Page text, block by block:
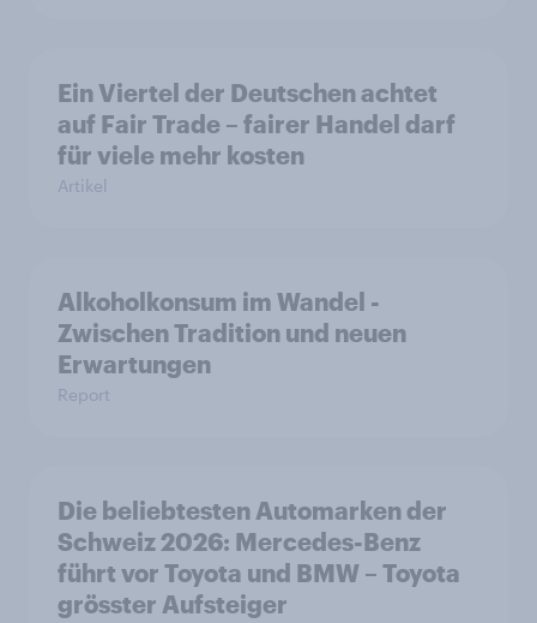
Ein Viertel der Deutschen achtet
auf Fair Trade – fairer Handel darf
für viele mehr kosten
Artikel
Alkoholkonsum im Wandel​ -
Zwischen Tradition und neuen
Erwartungen
Report
Die beliebtesten Automarken der
Schweiz 2026: Mercedes-Benz
führt vor Toyota und BMW – Toyota
grösster Aufsteiger